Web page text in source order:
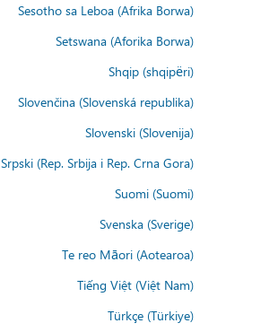
Sesotho sa Leboa (Afrika Borwa)
Setswana (Aforika Borwa)
Shqip (shqipëri)
Slovenčina (Slovenská republika)
Slovenski (Slovenija)
Srpski (Rep. Srbija i Rep. Crna Gora)
Suomi (Suomi)
Svenska (Sverige)
Te reo Māori (Aotearoa)
Tiếng Việt (Việt Nam)
Türkçe (Türkiye)